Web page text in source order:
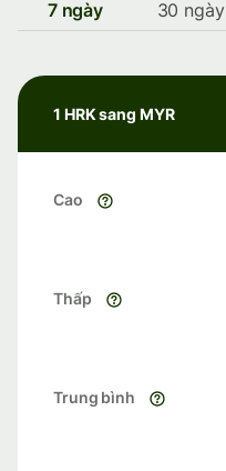
7 ngày 30 ngày
1 HRK sang MYR
Cao
Thấp
Trung bình